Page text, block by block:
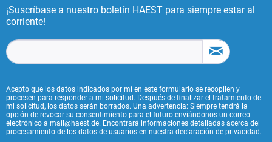
¡Suscríbase a nuestro boletín HAEST para siempre estar al
corriente!
Acepto que los datos indicados por mí en este formulario se recopilen y
procesen para responder a mi solicitud. Después de finalizar el tratamiento de
mi solicitud, los datos serán borrados. Una advertencia: Siempre tendrá la
opción de revocar su consentimiento para el futuro enviándonos un correo
electrónico a mail@haest.de. Encontrará informaciones detalladas acerca del
procesamiento de los datos de usuarios en nuestra declaración de privacidad .